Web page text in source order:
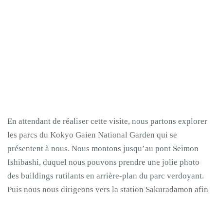
En attendant de réaliser cette visite, nous partons explorer
les parcs du Kokyo Gaien National Garden qui se
présentent à nous. Nous montons jusqu’au pont Seimon
Ishibashi, duquel nous pouvons prendre une jolie photo
des buildings rutilants en arrière-plan du parc verdoyant.
Puis nous nous dirigeons vers la station Sakuradamon afin